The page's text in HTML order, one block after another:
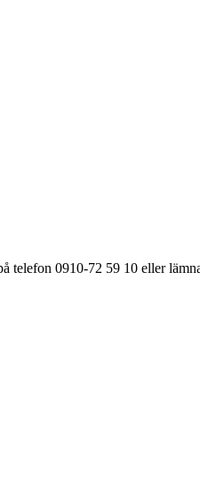
telefon 0910-72 59 10 eller